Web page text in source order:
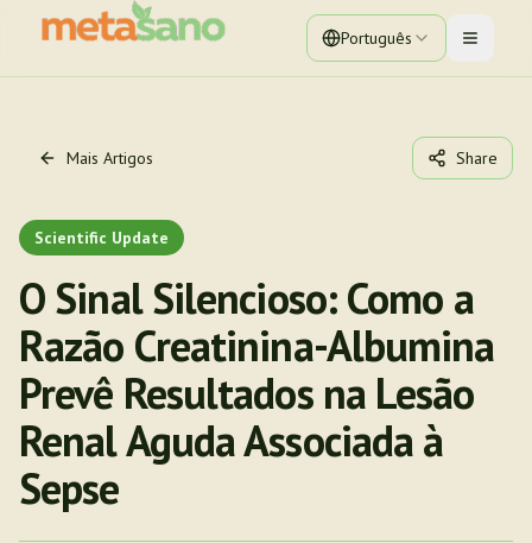
Português Toggle
Mais Artigos Share
Scientific Update
O Sinal Silencioso: Como a
Razão Creatinina-Albumina
Prevê Resultados na Lesão
Renal Aguda Associada à
Sepse